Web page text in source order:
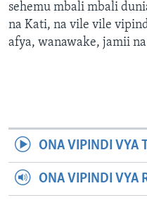
sehemu mbali mbali
na Kati, na vile vile
afya, wanawake, jamii
ONA VIPINDI VYA
ONA VIPINDI VYA